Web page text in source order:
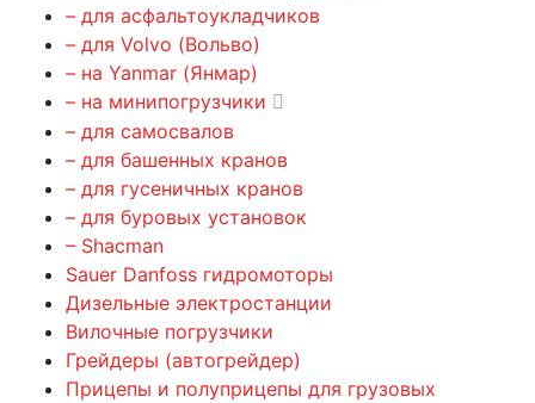
– для асфальтоукладчиков
– для Volvo (Вольво)
– на Yanmar (Янмар)
– на минипогрузчики
– для самосвалов
– для башенных кранов
– для гусеничных кранов
– для буровых установок
– Shacman
Sauer Danfoss гидромоторы
Дизельные электростанции
Вилочные погрузчики
Грейдеры (автогрейдер)
Прицепы и полуприцепы для грузовых